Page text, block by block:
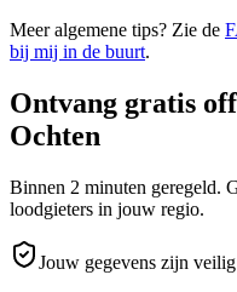
Meer algemene tips? Zie de
bij mij in de buurt.
Ontvang gratis
Ochten
Binnen 2 minuten geregeld.
loodgieters in jouw regio.
Jouw gegevens zijn veilig